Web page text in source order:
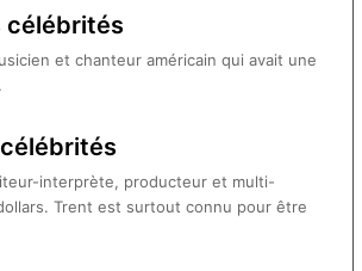
célébrités
et chanteur américain qui avait une
interprète, producteur et multi-
Trent est surtout connu pour être